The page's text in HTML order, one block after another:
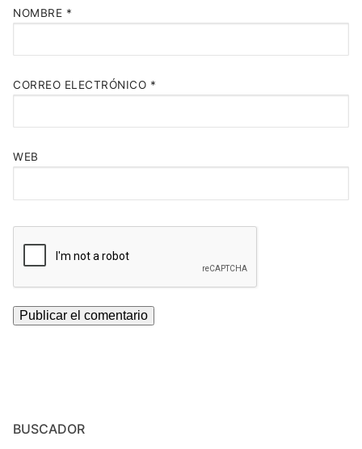
NOMBRE *
CORREO ELECTRÓNICO *
WEB
BUSCADOR